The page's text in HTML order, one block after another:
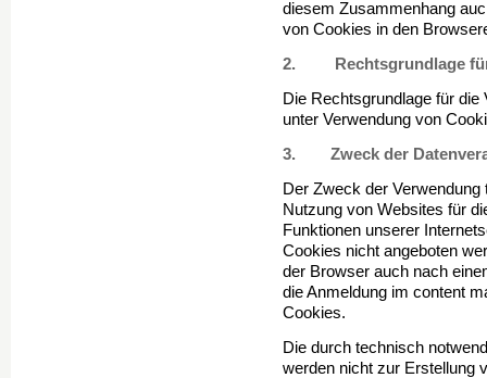
diesem Zusammenhang
von Cookies in den
2. Rechtsgrundlage für
Die Rechtsgrundlage für
unter Verwendung von
3. Zweck der
Der Zweck der
Nutzung von Websites für
Funktionen unserer
Cookies nicht angeboten
der Browser auch nach
die Anmeldung im content
Cookies.
Die durch technisch
werden nicht zur Erstellung